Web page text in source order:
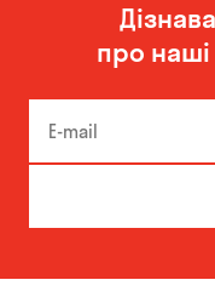
Одеса
Чорноморськ
про наші